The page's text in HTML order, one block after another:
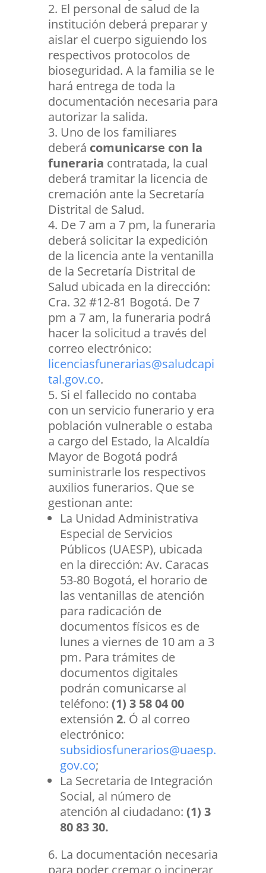
El personal de salud de la
institución deberá preparar y
aislar el cuerpo siguiendo los
respectivos protocolos de
bioseguridad. A la familia se le
hará entrega de toda la
documentación necesaria para
autorizar la salida.
Uno de los familiares
deberá comunicarse con la
funeraria contratada, la cual
deberá tramitar la licencia de
cremación ante la Secretaría
Distrital de Salud.
De 7 am a 7 pm, la funeraria
deberá solicitar la expedición
de la licencia ante la ventanilla
de la Secretaría Distrital de
Salud ubicada en la dirección:
Cra. 32 #12-81 Bogotá. De 7
pm a 7 am, la funeraria podrá
hacer la solicitud a través del
correo electrónico:
licenciasfunerarias@saludcapi
tal.gov.co.
Si el fallecido no contaba
con un servicio funerario y era
población vulnerable o estaba
a cargo del Estado, la Alcaldía
Mayor de Bogotá podrá
suministrarle los respectivos
auxilios funerarios. Que se
gestionan ante:
La Unidad Administrativa
Especial de Servicios
Públicos (UAESP), ubicada
en la dirección: Av. Caracas
53-80 Bogotá, el horario de
las ventanillas de atención
para radicación de
documentos físicos es de
lunes a viernes de 10 am a 3
pm. Para trámites de
documentos digitales
podrán comunicarse al
teléfono: (1) 3 58 04 00
extensión 2. Ó al correo
electrónico:
subsidiosfunerarios@uaesp.
gov.co;
La Secretaria de Integración
Social, al número de
atención al ciudadano: (1) 3
80 83 30.
La documentación necesaria
para poder cremar o incinerar